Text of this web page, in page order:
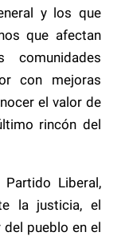
y los que
que afectan
con mejoras
el valor de
rincón del
Liberal,
la justicia, el
del pueblo en el